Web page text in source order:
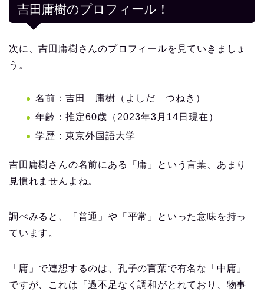
吉田庸樹のプロフィール！
次に、吉田庸樹さんのプロフィールを見ていきましょ
う。
名前：吉田 庸樹（よしだ つねき）
年齢：推定60歳（2023年3月14日現在）
学歴：東京外国語大学
吉田庸樹さんの名前にある「庸」という言葉、あまり
見慣れませんよね。
調べみると、「普通」や「平常」といった意味を持っ
ています。
「庸」で連想するのは、孔子の言葉で有名な「中庸」
ですが、これは「過不足なく調和がとれており、物事